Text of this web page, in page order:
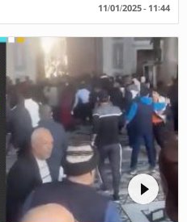
11/01/2025 - 11:44